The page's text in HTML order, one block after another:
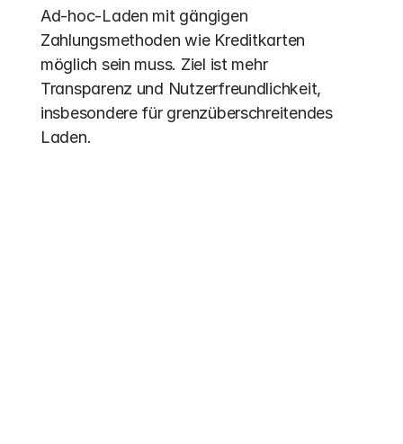
Ad-hoc-Laden mit gängigen
Zahlungsmethoden wie Kreditkarten
möglich sein muss. Ziel ist mehr
Transparenz und Nutzerfreundlichkeit,
insbesondere für grenzüberschreitendes
Laden.